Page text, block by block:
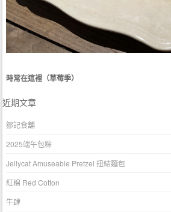
時常在這裡（草莓季）
近期文章
鄒記食舖
2025端午包粽
Jellycat Amuseable Pretzel 扭結麵包
紅棉 Red Cotton
牛肆